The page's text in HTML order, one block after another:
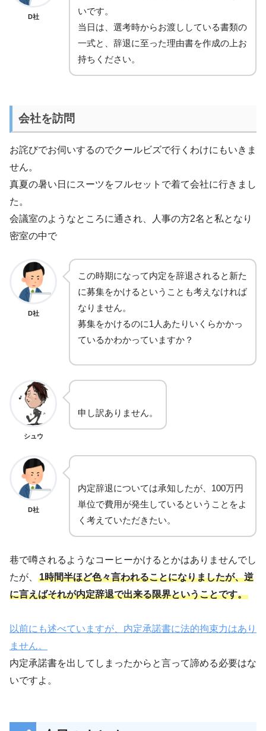
D社
いです。
当日は、選考時からお渡ししている書類の
一式と、辞退に至った理由書を作成の上お
持ちください。
会社を訪問
お詫びでお伺いするのでクールビズで行くわけにもいきま
せん。
真夏の暑い日にスーツをフルセットで着て会社に行きまし
た。
会議室のようなところに通され、人事の方2名と私となり
密室の中で
D社
この時期になって内定を辞退されると新た
に募集をかけるということも考えなければ
なりません。
募集をかけるのに1人あたりいくらかかっ
ているかわかっていますか？
シュウ
申し訳ありません。
D社
内定辞退については承知したが、100万円
単位で費用が発生しているということをよ
く考えていただきたい。
巷で噂されるようなコーヒーかけるとかはありませんでし
たが、
1時間半ほど色々言われることになりましたが、逆
に言えばそれが内定辞退で出来る限界ということです。
以前にも述べていますが、内定承諾書に法的拘束力はあり
ません。
内定承諾書を出してしまったからと言って諦める必要はな
いですよ。